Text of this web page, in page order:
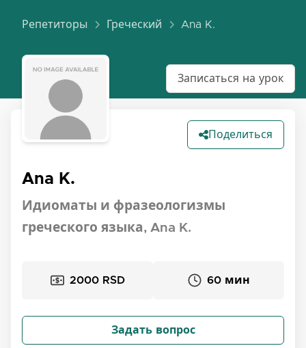
Репетиторы Греческий Ana K.
Записаться на урок
Поделиться
Ana K.
Идиоматы и фразеологизмы
греческого языка, Ana K.
2000 RSD 60 мин
Задать вопрос